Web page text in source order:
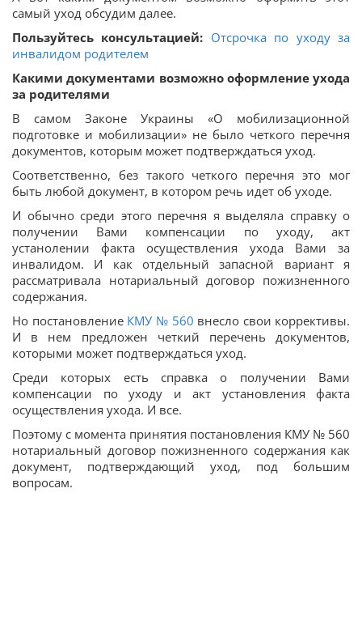
самый уход обсудим далее.
Пользуйтесь консультацией: Отсрочка по уходу за
инвалидом родителем
Какими документами возможно оформление ухода
за родителями
В самом Законе Украины «О мобилизационной
подготовке и мобилизации» не было четкого перечня
документов, которым может подтверждаться уход.
Соответственно, без такого четкого перечня это мог
быть любой документ, в котором речь идет об уходе.
И обычно среди этого перечня я выделяла справку о
получении Вами компенсации по уходу, акт
устанолении факта осуществления ухода Вами за
инвалидом. И как отдельный запасной вариант я
рассматривала нотариальный договор пожизненного
содержания.
Но постановление КМУ № 560 внесло свои коррективы.
И в нем предложен четкий перечень документов,
которыми может подтверждаться уход.
Среди которых есть справка о получении Вами
компенсации по уходу и акт установления факта
осуществления ухода. И все.
Поэтому с момента принятия постановления КМУ № 560
нотариальный договор пожизненного содержания как
документ, подтверждающий уход, под большим
вопросам.